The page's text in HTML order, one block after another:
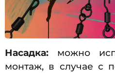
Насадка: можно
монтаж, в случае с